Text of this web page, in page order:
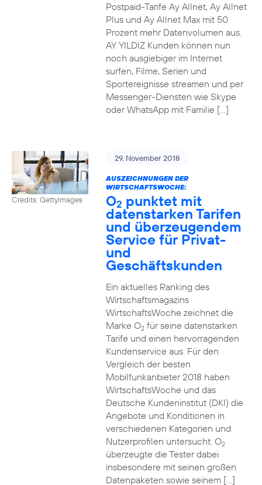
Postpaid-Tarife Ay Allnet, Ay Allnet
Plus und Ay Allnet Max mit 50
Prozent mehr Datenvolumen aus.
AY YILDIZ Kunden können nun
noch ausgiebiger im Internet
surfen, Filme, Serien und
Sportereignisse streamen und per
Messenger-Diensten wie Skype
oder WhatsApp mit Familie […]
Credits: Gettyimages
29. November 2018
AUSZEICHNUNGEN DER
WIRTSCHAFTSWOCHE:
O2 punktet mit
datenstarken Tarifen
und überzeugendem
Service für Privat-
und
Geschäftskunden
Ein aktuelles Ranking des
Wirtschaftsmagazins
WirtschaftsWoche zeichnet die
Marke O2für seine datenstarken
Tarife und einen hervorragenden
Kundenservice aus. Für den
Vergleich der besten
Mobilfunkanbieter 2018 haben
WirtschaftsWoche und das
Deutsche Kundeninstitut (DKI) die
Angebote und Konditionen in
verschiedenen Kategorien und
Nutzerprofilen untersucht. O2
überzeugte die Tester dabei
insbesondere mit seinen großen
Datenpaketen sowie seinem […]